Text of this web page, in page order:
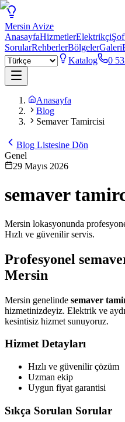
Mersin Avize
AnasayfaHizmetlerElektrikçi
SorularRehberlerBölgelerGaleri
Katalog
0
Anasayfa
Blog
Semaver Tamircisi
Blog Listesine Dön
Genel
29 Mayıs 2026
semaver
Mersin lokasyonunda
Hızlı ve güvenilir servis.
Profesyonel
Mersin
Mersin genelinde semaver
hizmetinizdeyiz. Elektrik ve
kesintisiz hizmet sunuyoruz.
Hizmet Detayları
Hızlı ve güvenilir çözüm
Uzman ekip
Uygun fiyat garantisi
Sıkça Sorulan Sorular